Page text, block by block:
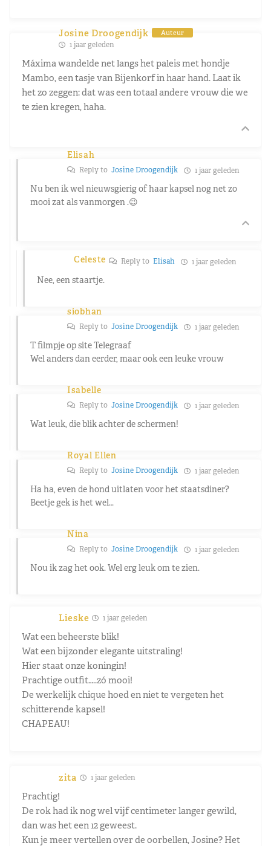
Josine Droogendijk Auteur
1 jaar geleden
Máxima wandelde net langs het paleis met hondje
Mambo, een tasje van Bijenkorf in haar hand. Laat ik
het zo zeggen: dat was een totaal andere vrouw die we
te zien kregen, haha.
Elisah
Reply to Josine Droogendijk 1 jaar geleden
Nu ben ik wel nieuwsgierig of haar kapsel nog net zo
mooi zat als vanmorgen .😉
Celeste Reply to Elisah 1 jaar geleden
Nee, een staartje.
siobhan
Reply to Josine Droogendijk 1 jaar geleden
T filmpje op site Telegraaf
Wel anders dan eerder, maar ook een leuke vrouw
Isabelle
Reply to Josine Droogendijk 1 jaar geleden
Wat leuk, die blik achter de schermen!
Royal Ellen
Reply to Josine Droogendijk 1 jaar geleden
Ha ha, even de hond uitlaten voor het staatsdiner?
Beetje gek is het wel…
Nina
Reply to Josine Droogendijk 1 jaar geleden
Nou ik zag het ook. Wel erg leuk om te zien.
Lieske 1 jaar geleden
Wat een beheerste blik!
Wat een bijzonder elegante uitstraling!
Hier staat onze koningin!
Prachtige outfit…..zó mooi!
De werkelijk chique hoed en niet te vergeten het
schitterende kapsel!
CHAPEAU!
zita 1 jaar geleden
Prachtig!
De rok had ik nog wel vijf centimeter langer gewild,
dan was het een 12 geweest.
Kun je meer vertellen over de oorbellen, Josine? Het